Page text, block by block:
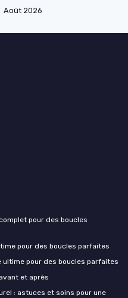
Août 2026
pour des boucles
pour des boucles parfaites
ultime pour des boucles parfaites
et après
: astuces et soins pour une